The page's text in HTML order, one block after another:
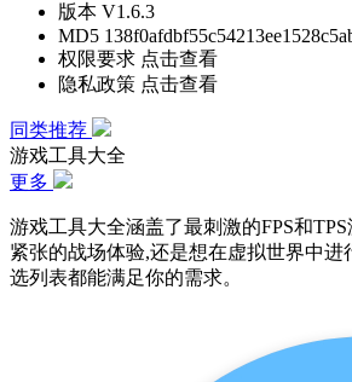
版本 V1.6.3
MD5
权限要求 点击查看
隐私政策 点击查看
同类推荐
游戏工具大全
更多
游戏工具大全涵盖了最刺激的FPS和
紧张的战场体验,还是想在虚拟世界中进
选列表都能满足你的需求。